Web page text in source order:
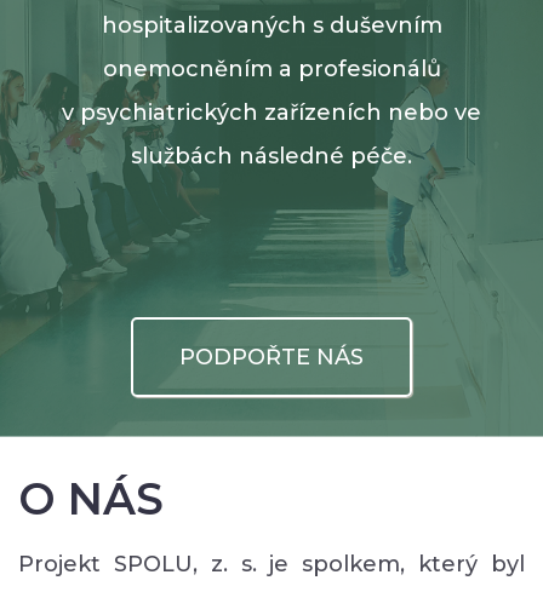
KLIENTI
PROFESIONÁLOVÉ
STUDENTI
hospitalizovaných s duševním
onemocněním a profesionálů
v psychiatrických zařízeních nebo ve
službách následné péče.
PODPOŘTE NÁS
O NÁS
Projekt SPOLU, z. s. je spolkem, který byl